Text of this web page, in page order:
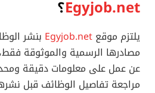
Egyjob.net؟
يلتزم موقع Egyjob.net بنشر
مصادرها الرسمية والموثوقة
عن عمل على معلومات دقيقة
مراجعة تفاصيل الوظائف قبل